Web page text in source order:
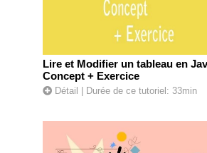
Lire et Modifier un tableau en
Concept + Exercice
Détail | Durée de ce tutoriel: 33min